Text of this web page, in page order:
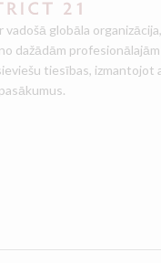
globāla
dažādām
tiesības, izmantojot